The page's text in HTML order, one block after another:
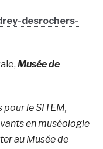
desrochers-
Musée de
pour le SITEM,
en muséologie
au Musée de